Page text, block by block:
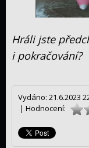
Hráli jste
i pokračování?
Vydáno: 21.6.2023
| Hodnocení: